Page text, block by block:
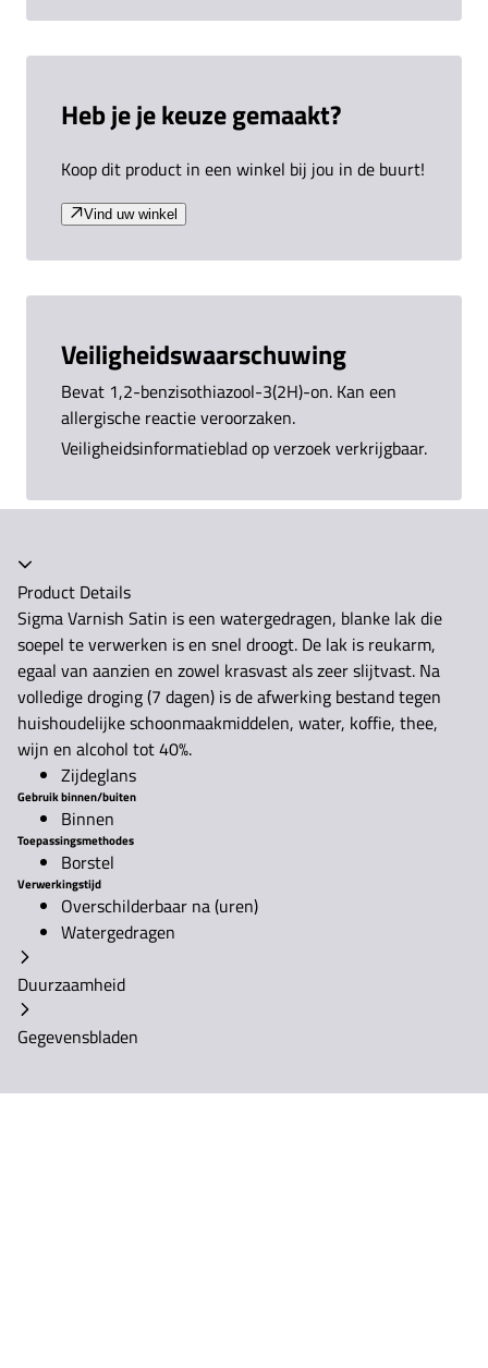
Heb je je keuze gemaakt?
Koop dit product in een winkel bij jou in de buurt!
Vind uw winkel
Veiligheidswaarschuwing
Bevat 1,2-benzisothiazool-3(2H)-on. Kan een
allergische reactie veroorzaken.
Veiligheidsinformatieblad op verzoek verkrijgbaar.
Accordeon ingeklapt
Product Details
Sigma Varnish Satin is een watergedragen, blanke lak die
soepel te verwerken is en snel droogt. De lak is reukarm,
egaal van aanzien en zowel krasvast als zeer slijtvast. Na
volledige droging (7 dagen) is de afwerking bestand tegen
huishoudelijke schoonmaakmiddelen, water, koffie, thee,
wijn en alcohol tot 40%.
Zijdeglans
Gebruik binnen/buiten
Binnen
Toepassingsmethodes
Borstel
Verwerkingstijd
Overschilderbaar na (uren)
Watergedragen
Duurzaamheid
Gegevensbladen